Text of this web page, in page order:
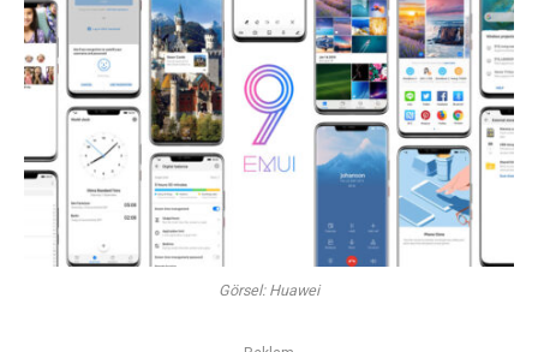
Görsel: Huawei